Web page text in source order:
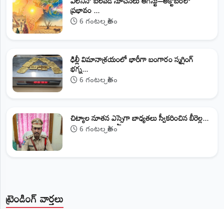
ట్రెండింగ్ వార్తలు
ప్రభావం ...
6 గంటల క్రితం
ఢిల్లీ విమానాశ్రయంలో భారీగా బంగారం స్మగ్లింగ్
భగ్న...
6 గంటల క్రితం
​చిట్యాల నూతన ఎస్సైగా బాధ్యతలు స్వీకరించిన బీరెల్ల...
6 గంటల క్రితం